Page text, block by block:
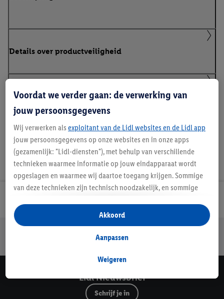
Details over productveiligheid
Handleidingen en downloads
Veilig winkelen
Lidl Nieuwsbrief
Schrijf je in
Voordat we verder gaan: de verwerking van
jouw persoonsgegevens
Wij verwerken als exploitant van de Lidl websites en de Lidl app
jouw persoonsgegevens op onze websites en in onze apps
(gezamenlijk: "Lidl-diensten"), met behulp van verschillende
technieken waarmee informatie op jouw eindapparaat wordt
opgeslagen en waarmee wij daartoe toegang krijgen. Sommige
van deze technieken zijn technisch noodzakelijk, en sommige
opslaan van voorkeursinstellingen, het verzamelen en
analyseren van statistieken of voor het tonen van
gepersonaliseerde reclame binnen en buiten de Lidl-diensten.
gegevens over jouw aankoopgedrag in de winkel ook voor de
Als je hier toestemming geeft aan ons voor het personaliseren
van reclame en als je vervolgens een Lidl Plus-account
Weigeren
Aanpassen
Akkoord